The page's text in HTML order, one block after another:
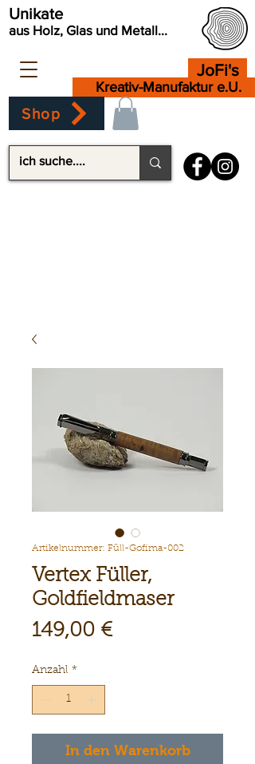
Unikate
aus Holz, Glas und Metall...
JoFi's
Kreativ-Manufaktur e.U.
Shop
Artikelnummer: Füll-Gofima-002
Vertex Füller,
Goldfieldmaser
149,00 €Preis
Anzahl *
In den Warenkorb